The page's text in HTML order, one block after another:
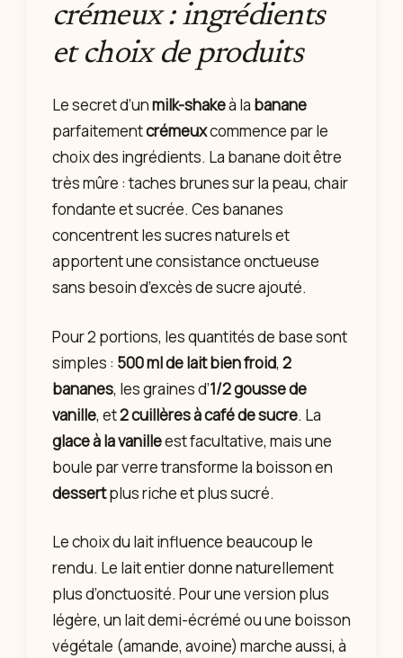
crémeux : ingrédients
et choix de produits
Le secret d’unmilk-shakeà la banane
parfaitementcrémeuxcommence par le
choix des ingrédients. La banane doit être
très mûre : taches brunes sur la peau, chair
fondante et sucrée. Ces bananes
concentrent les sucres naturels et
apportent une consistance onctueuse
sans besoin d’excès de sucre ajouté.
Pour 2 portions, les quantités de base sont
simples : 500 ml de lait bien froid, 2
bananes, les graines d’1/2 gousse de
vanille, et2 cuillères à café de sucre. La
glace à la vanilleest facultative, mais une
boule par verre transforme la boisson en
dessertplus riche et plus sucré.
Le choix du lait influence beaucoup le
rendu. Le lait entier donne naturellement
plus d’onctuosité. Pour une version plus
légère, un lait demi-écrémé ou une boisson
végétale (amande, avoine) marche aussi, à